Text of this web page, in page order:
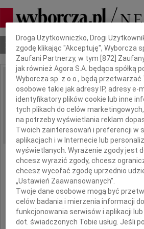
Nekrologi Odeszli Poradnik
IMIĘ I NAZWISKO:
REGION: cała Polska
DATA EMISJI: 04.01.2019
Z
Dbamy o Twoją prywatność
Droga Użytkowniczko, Drogi
zgodę klikając "Akceptuję", Wyborcza
Zaufani Partnerzy, w tym [872 ]
jak również Agora S.A. będąca spółką
Wyborcza sp. z o.o., będą przetwarzać
osobowe takie jak adresy IP, adresy e-
identyfikatory plików cookie lub inne
tych plikach do celów
na potrzeby wyświetlania reklam
Twoich zainteresowań i preferencji w
aplikacjach i w Internecie lub
wyświetlanych. Wyrażenie zgody jest
chcesz wyrazić zgody, chcesz
chcesz wycofać zgodę uprzednio
„Ustawień Zaawansowanych”.
Twoje dane osobowe mogą być
celów badania i mierzenia informacji
funkcjonowania serwisów i aplikacji lub
dot. świadczonych Tobie usług. Jeśli